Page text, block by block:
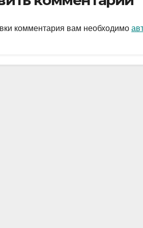
s
A
p
а
в
ть
комментария вам необходимо